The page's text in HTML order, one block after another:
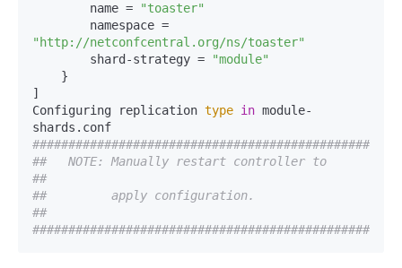
        name =
"toaster"
"http://netconfcentral.org/ns/toaster"
        shard-strategy =
"module"
]
Configuring replication type in module-
################################################
##   NOTE: Manually restart controller to
##
##         apply configuration.
##
################################################